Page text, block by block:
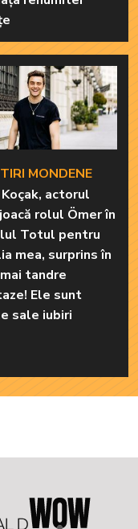
MONDENE
actorul
rolul Ömer în
Totul pentru
mea, surprins în
tandre
Ele sunt
sale iubiri